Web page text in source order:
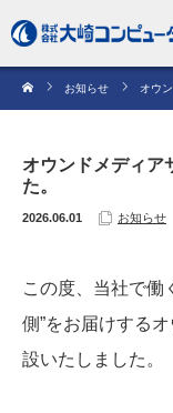
お知らせ オウ
オウンドメディア
た。
2026.06.01 お知らせ
この度、当社で働
側”をお届けする
設いたしました。